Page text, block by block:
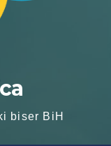
biser BiH